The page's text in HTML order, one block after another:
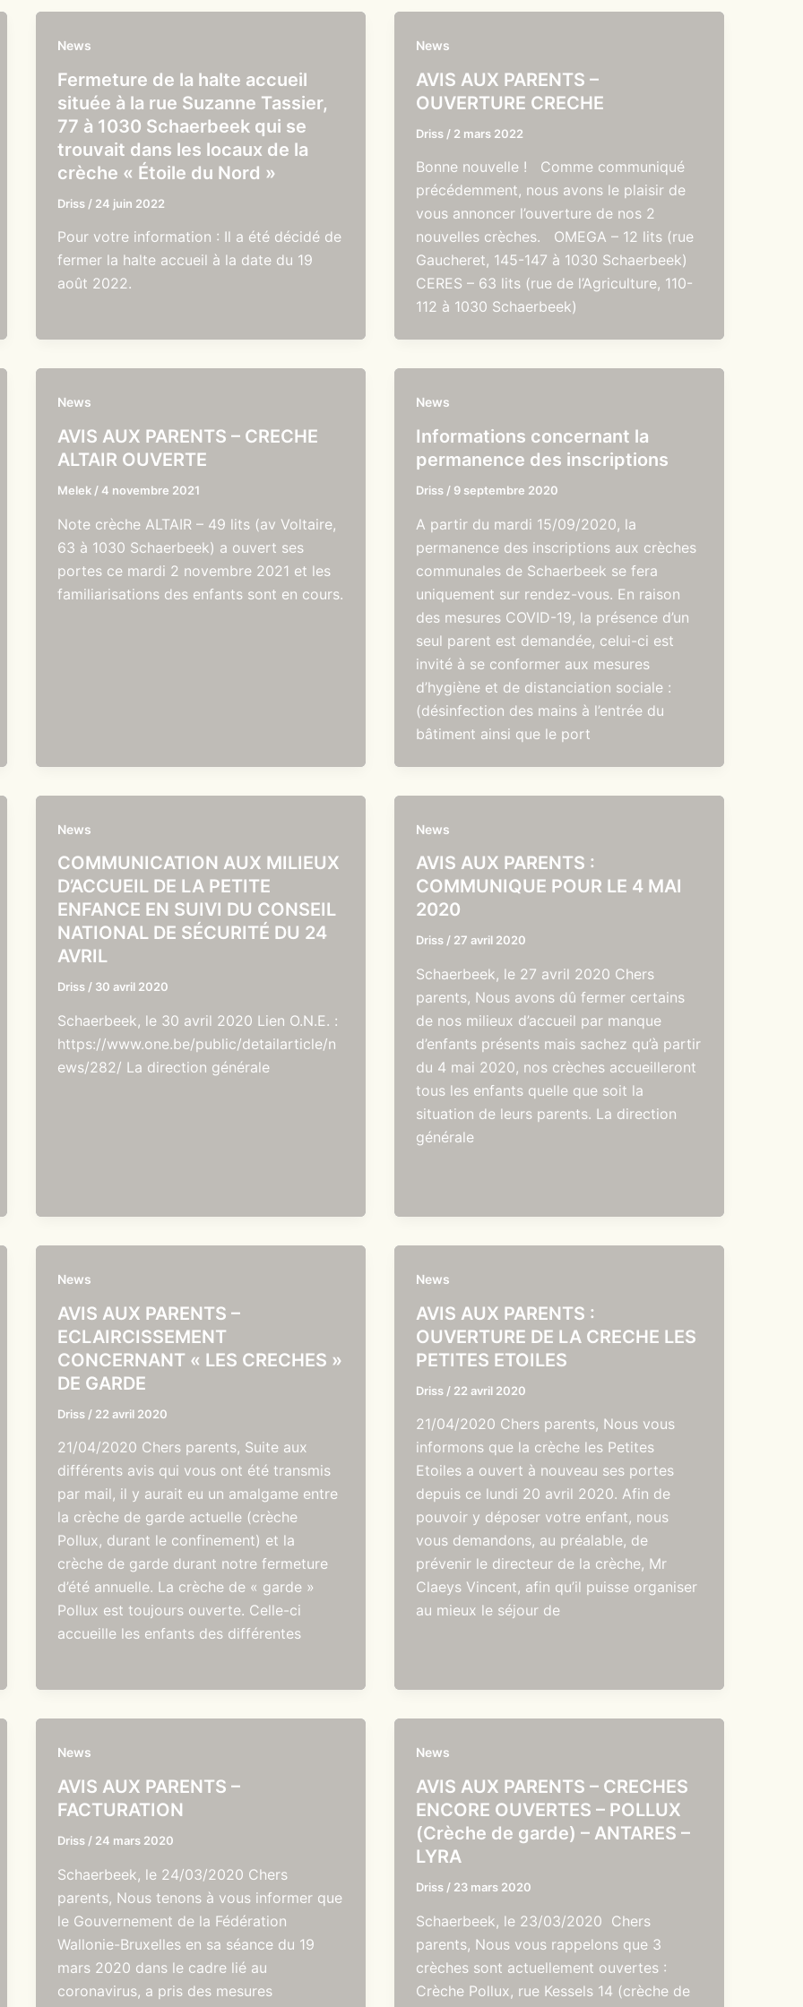
News
Fermeture de la halte accueil
située à la rue Suzanne Tassier,
77 à 1030 Schaerbeek qui se
trouvait dans les locaux de la
crèche « Étoile du Nord »
Driss / 24 juin 2022
Pour votre information : Il a été décidé de
fermer la halte accueil à la date du 19
août 2022.
News
AVIS AUX PARENTS –
OUVERTURE CRECHE
Driss / 2 mars 2022
Bonne nouvelle ! Comme communiqué
précédemment, nous avons le plaisir de
vous annoncer l’ouverture de nos 2
nouvelles crèches. OMEGA – 12 lits (rue
Gaucheret, 145-147 à 1030 Schaerbeek)
CERES – 63 lits (rue de l’Agriculture, 110-
112 à 1030 Schaerbeek)
News
AVIS AUX PARENTS – CRECHE
ALTAIR OUVERTE
Melek /4 novembre 2021
Note crèche ALTAIR – 49 lits (av Voltaire,
63 à 1030 Schaerbeek) a ouvert ses
portes ce mardi 2 novembre 2021 et les
familiarisations des enfants sont en cours.
News
Informations concernant la
permanence des inscriptions
Driss / 9 septembre 2020
A partir du mardi 15/09/2020, la
permanence des inscriptions aux crèches
communales de Schaerbeek se fera
uniquement sur rendez-vous. En raison
des mesures COVID-19, la présence d’un
seul parent est demandée, celui-ci est
invité à se conformer aux mesures
d’hygiène et de distanciation sociale :
(désinfection des mains à l’entrée du
bâtiment ainsi que le port
News
COMMUNICATION AUX MILIEUX
D’ACCUEIL DE LA PETITE
ENFANCE EN SUIVI DU CONSEIL
NATIONAL DE SÉCURITÉ DU 24
AVRIL
Driss / 30 avril 2020
Schaerbeek, le 30 avril 2020 Lien O.N.E. :
https://www.one.be/public/detailarticle/n
ews/282/ La direction générale
News
AVIS AUX PARENTS :
COMMUNIQUE POUR LE 4 MAI
2020
Driss / 27 avril 2020
Schaerbeek, le 27 avril 2020 Chers
parents, Nous avons dû fermer certains
de nos milieux d’accueil par manque
d’enfants présents mais sachez qu’à partir
du 4 mai 2020, nos crèches accueilleront
tous les enfants quelle que soit la
situation de leurs parents. La direction
générale
News
AVIS AUX PARENTS –
ECLAIRCISSEMENT
CONCERNANT « LES CRECHES »
DE GARDE
Driss / 22 avril 2020
21/04/2020 Chers parents, Suite aux
différents avis qui vous ont été transmis
par mail, il y aurait eu un amalgame entre
la crèche de garde actuelle (crèche
Pollux, durant le confinement) et la
crèche de garde durant notre fermeture
d’été annuelle. La crèche de « garde »
Pollux est toujours ouverte. Celle-ci
accueille les enfants des différentes
News
AVIS AUX PARENTS :
OUVERTURE DE LA CRECHE LES
PETITES ETOILES
Driss / 22 avril 2020
21/04/2020 Chers parents, Nous vous
informons que la crèche les Petites
Etoiles a ouvert à nouveau ses portes
depuis ce lundi 20 avril 2020. Afin de
pouvoir y déposer votre enfant, nous
vous demandons, au préalable, de
prévenir le directeur de la crèche, Mr
Claeys Vincent, afin qu’il puisse organiser
au mieux le séjour de
News
AVIS AUX PARENTS –
FACTURATION
Driss / 24 mars 2020
Schaerbeek, le 24/03/2020 Chers
parents, Nous tenons à vous informer que
le Gouvernement de la Fédération
Wallonie-Bruxelles en sa séance du 19
mars 2020 dans le cadre lié au
coronavirus, a pris des mesures
News
AVIS AUX PARENTS – CRECHES
ENCORE OUVERTES – POLLUX
(Crèche de garde) – ANTARES –
LYRA
Driss / 23 mars 2020
Schaerbeek, le 23/03/2020 Chers
parents, Nous vous rappelons que 3
crèches sont actuellement ouvertes :
Crèche Pollux, rue Kessels 14 (crèche de